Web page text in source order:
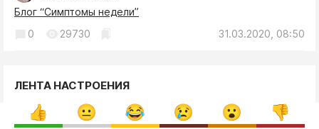
Блог “Симптомы недели”
31.03.2020, 08:50
0 29730
ЛЕНТА НАСТРОЕНИЯ